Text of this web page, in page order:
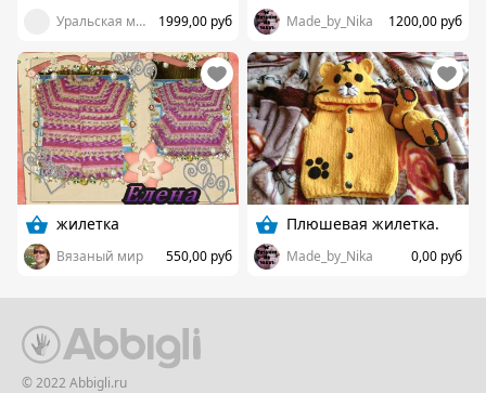
Уральская мастерица 1999,00 руб Made_by_Nika 1200,00 руб
жилетка
Вязаный мир 550,00 руб
Плюшевая жилетка.
Made_by_Nika 0,00 руб
© 2022 Abbigli.ru